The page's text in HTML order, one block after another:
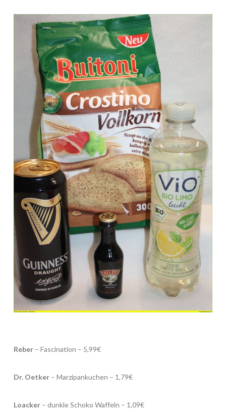
Reber– Fascination – 5,99€
Dr. Oetker– Marzipankuchen – 1,79€
Loacker– dunkle Schoko Waffeln – 1,09€